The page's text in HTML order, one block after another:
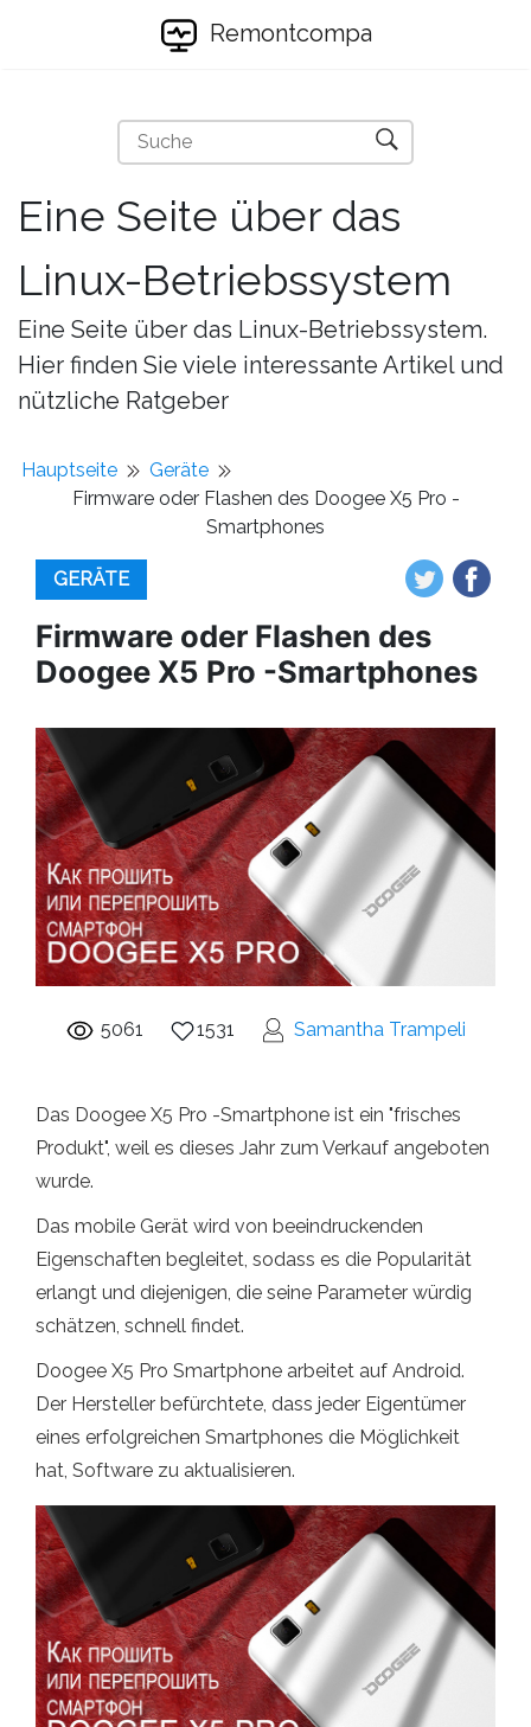
Remontcompa
Eine Seite über das
Linux-Betriebssystem
Eine Seite über das Linux-Betriebssystem.
Hier finden Sie viele interessante Artikel und
nützliche Ratgeber
Hauptseite
Geräte
Firmware oder Flashen des Doogee X5 Pro -
Smartphones
GERÄTE
Firmware oder Flashen des
Doogee X5 Pro -Smartphones
5061 1531 Samantha Trampeli
Das Doogee X5 Pro -Smartphone ist ein "frisches
Produkt", weil es dieses Jahr zum Verkauf angeboten
wurde.
Das mobile Gerät wird von beeindruckenden
Eigenschaften begleitet, sodass es die Popularität
erlangt und diejenigen, die seine Parameter würdig
schätzen, schnell findet.
Doogee X5 Pro Smartphone arbeitet auf Android.
Der Hersteller befürchtete, dass jeder Eigentümer
eines erfolgreichen Smartphones die Möglichkeit
hat, Software zu aktualisieren.